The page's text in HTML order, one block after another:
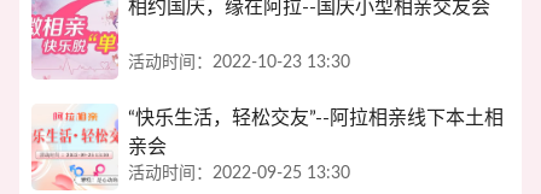
相约国庆，缘在阿拉--国庆小型相亲交友会
活动时间：2022-10-23 13:30
“快乐生活，轻松交友”--阿拉相亲线下本土相
亲会
活动时间：2022-09-25 13:30